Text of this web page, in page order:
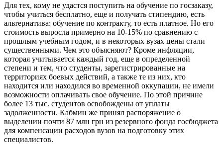
Для тех, кому не удастся поступить на обучение по госзаказу,
чтобы учиться бесплатно, еще и получать стипендию, есть
альтернатива: обучение по контракту, то есть платное. Но его
стоимость выросла примерно на 10-15% по сравнению с
прошлым учебным годом, и в некоторых вузах цены стали
существенными. Чем это объясняют? Кроме инфляции,
которая учитывается каждый год, еще в определенной
степени и тем, что студенты, зарегистрированные на
территориях боевых действий, а также те из них, кто
находится или находился во временной оккупации, не имели
возможности оплачивать свое обучение. По этой причине
более 13 тыс. студентов освобождены от уплаты
задолженности. Кабмин же принял распоряжение о
выделении почти 87 млн грн из резервного фонда госбюджета
для компенсации расходов вузов на подготовку этих
специалистов.